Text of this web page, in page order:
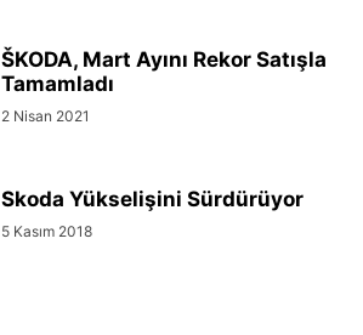
ŠKODA, Mart Ayını Rekor Satışla
Tamamladı
2 Nisan 2021
Skoda Yükselişini Sürdürüyor
5 Kasım 2018